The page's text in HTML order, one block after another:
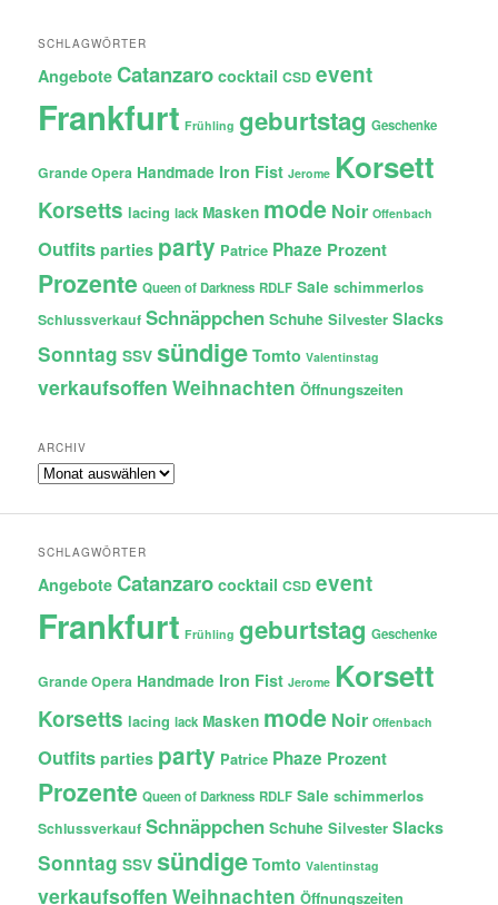
SCHLAGWÖRTER
Angebote Catanzaro cocktail CSD event
Frankfurt Frühling geburtstag Geschenke
Grande Opera Handmade Iron Fist Jerome Korsett
Korsetts lacing lack Masken mode Noir Offenbach
Outfits parties party Patrice Phaze Prozent
Prozente Queen of Darkness RDLF Sale schimmerlos
Schlussverkauf Schnäppchen Schuhe Silvester Slacks
Sonntag SSV sündige Tomto Valentinstag
verkaufsoffen Weihnachten Öffnungszeiten
ARCHIV
Archiv
SCHLAGWÖRTER
Angebote Catanzaro cocktail CSD event
Frankfurt Frühling geburtstag Geschenke
Grande Opera Handmade Iron Fist Jerome Korsett
Korsetts lacing lack Masken mode Noir Offenbach
Outfits parties party Patrice Phaze Prozent
Prozente Queen of Darkness RDLF Sale schimmerlos
Schlussverkauf Schnäppchen Schuhe Silvester Slacks
Sonntag SSV sündige Tomto Valentinstag
verkaufsoffen Weihnachten Öffnungszeiten